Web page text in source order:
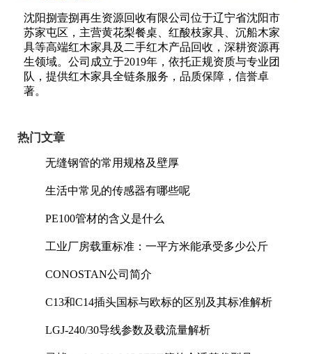
沈阳捌壹捌再生资源回收有限公司位于辽宁省沈阳市
苏家屯区，主营黄花梨餐桌、红酸枝家具、沉船木家
具等高端红木家具及二手红木产品回收，深耕资源再
生领域。公司成立于2019年，依托正规资质与专业团
队，提供红木家具全链条服务，品质保障，信誉卓
著。
热门文章
无缝钢管的常用规格及壁厚
生活中常见的传感器有哪些呢
PE100管材的含义是什么
工业厂房载重标准：一平方米能承受多少公斤
CONOSTAN公司简介
C13和C14插头国标与欧标的区别及其标准解析
LGJ-240/30导线参数及载流量解析